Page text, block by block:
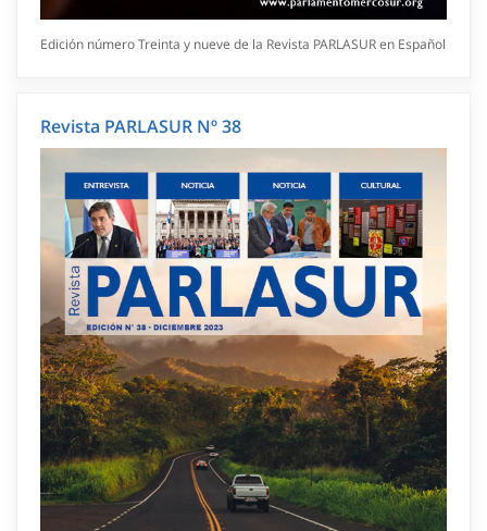
Edición número Treinta y nueve de la Revista PARLASUR en Español
Revista PARLASUR Nº 38